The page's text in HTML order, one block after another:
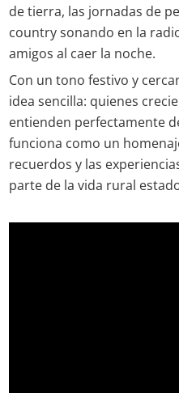
de tierra, las jornadas de
country sonando en la
amigos al caer la noche.
Con un tono festivo y
idea sencilla: quienes
entienden perfectamente
funciona como un
recuerdos y las
parte de la vida rural